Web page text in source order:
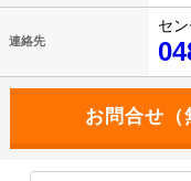
連絡先
セ